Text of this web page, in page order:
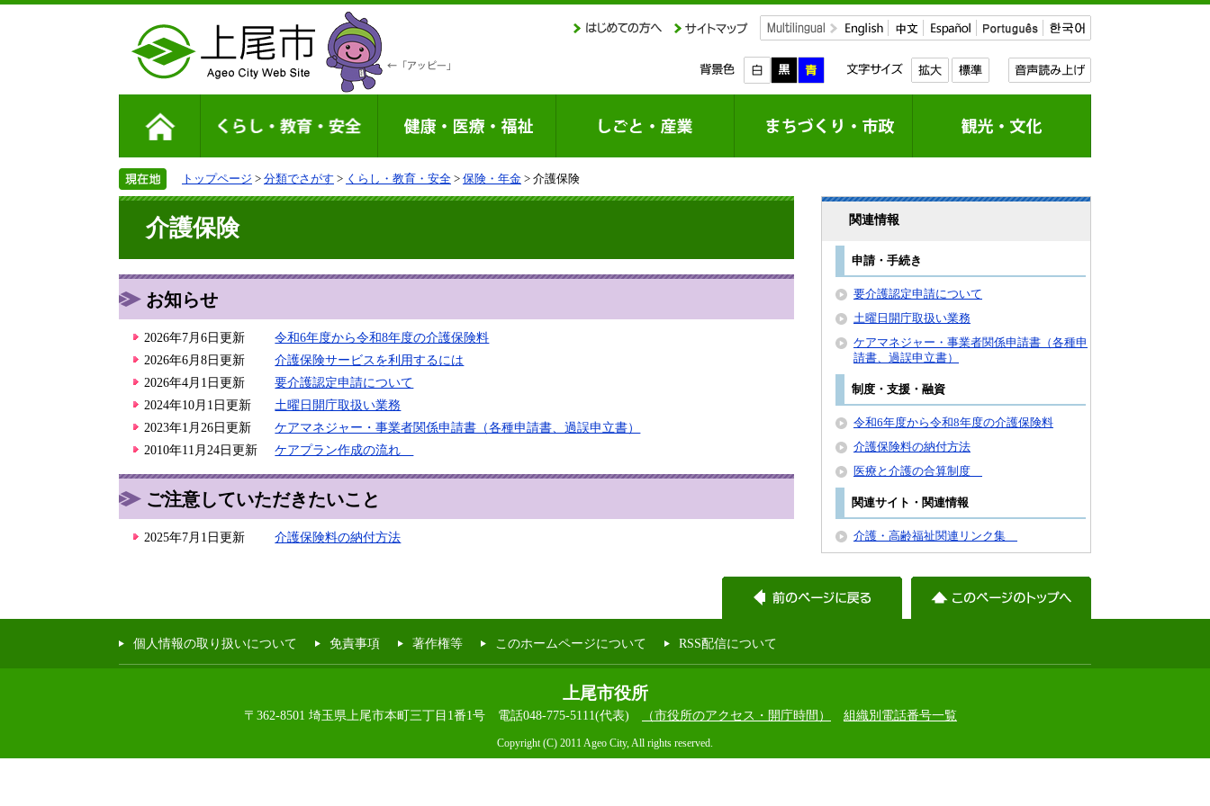
トップページ > 分類でさがす > くらし・教育・安全 > 保険・年金 > 介護保険
介護保険
お知らせ
2026年7月6日更新
令和6年度から令和8年度の介護保険料
2026年6月8日更新
介護保険サービスを利用するには
2026年4月1日更新
要介護認定申請について
2024年10月1日更新
土曜日開庁取扱い業務
2023年1月26日更新
ケアマネジャー・事業者関係申請書（各種申請書、過誤申立書）
2010年11月24日更新
ケアプラン作成の流れ
ご注意していただきたいこと
2025年7月1日更新 介護保険料の納付方法
関連情報
申請・手続き
要介護認定申請について
土曜日開庁取扱い業務
ケアマネジャー・事業者関係申請書（各種申
請書、過誤申立書）
制度・支援・融資
令和6年度から令和8年度の介護保険料
介護保険料の納付方法
医療と介護の合算制度
関連サイト・関連情報
介護・高齢福祉関連リンク集
個人情報の取り扱いについて 免責事項 著作権等 このホームページについて RSS配信について
上尾市役所
〒362-8501 埼玉県上尾市本町三丁目1番1号 電話048-775-5111(代表) （市役所のアクセス・開庁時間） 組織別電話番号一覧
Copyright (C) 2011 Ageo City, All rights reserved.